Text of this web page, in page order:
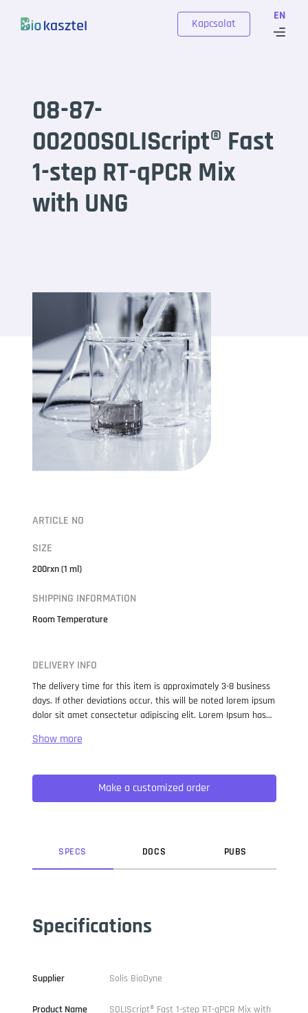
EN
Kapcsolat
08-87-
00200SOLIScript®️ Fast
1-step RT-qPCR Mix
with UNG
ARTICLE NO
SIZE
200rxn (1 ml)
SHIPPING INFORMATION
Room Temperature
DELIVERY INFO
The delivery time for this item is approximately 3-8 business
days. If other deviations occur, this will be noted lorem ipsum
dolor sit amet consectetur adipiscing elit. Lorem Ipsum has
when an unknown printer took a galley of type and
not only five centuries, but also the leap into electronic
typesetting, remaining essentially unchanged. It was
popularised in the 1960s with the release of Letraset sheets
Make a customized order
SPECS DOCS PUBS
Specifications
Supplier Solis BioDyne
Product Name
SOLIScript®️ Fast 1-step RT-qPCR Mix with